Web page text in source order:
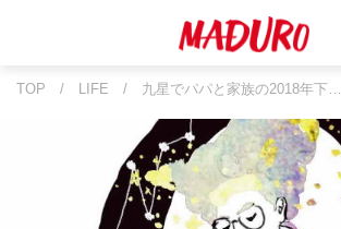
TOP / LIFE / 九星でパパと家族の2018年下…